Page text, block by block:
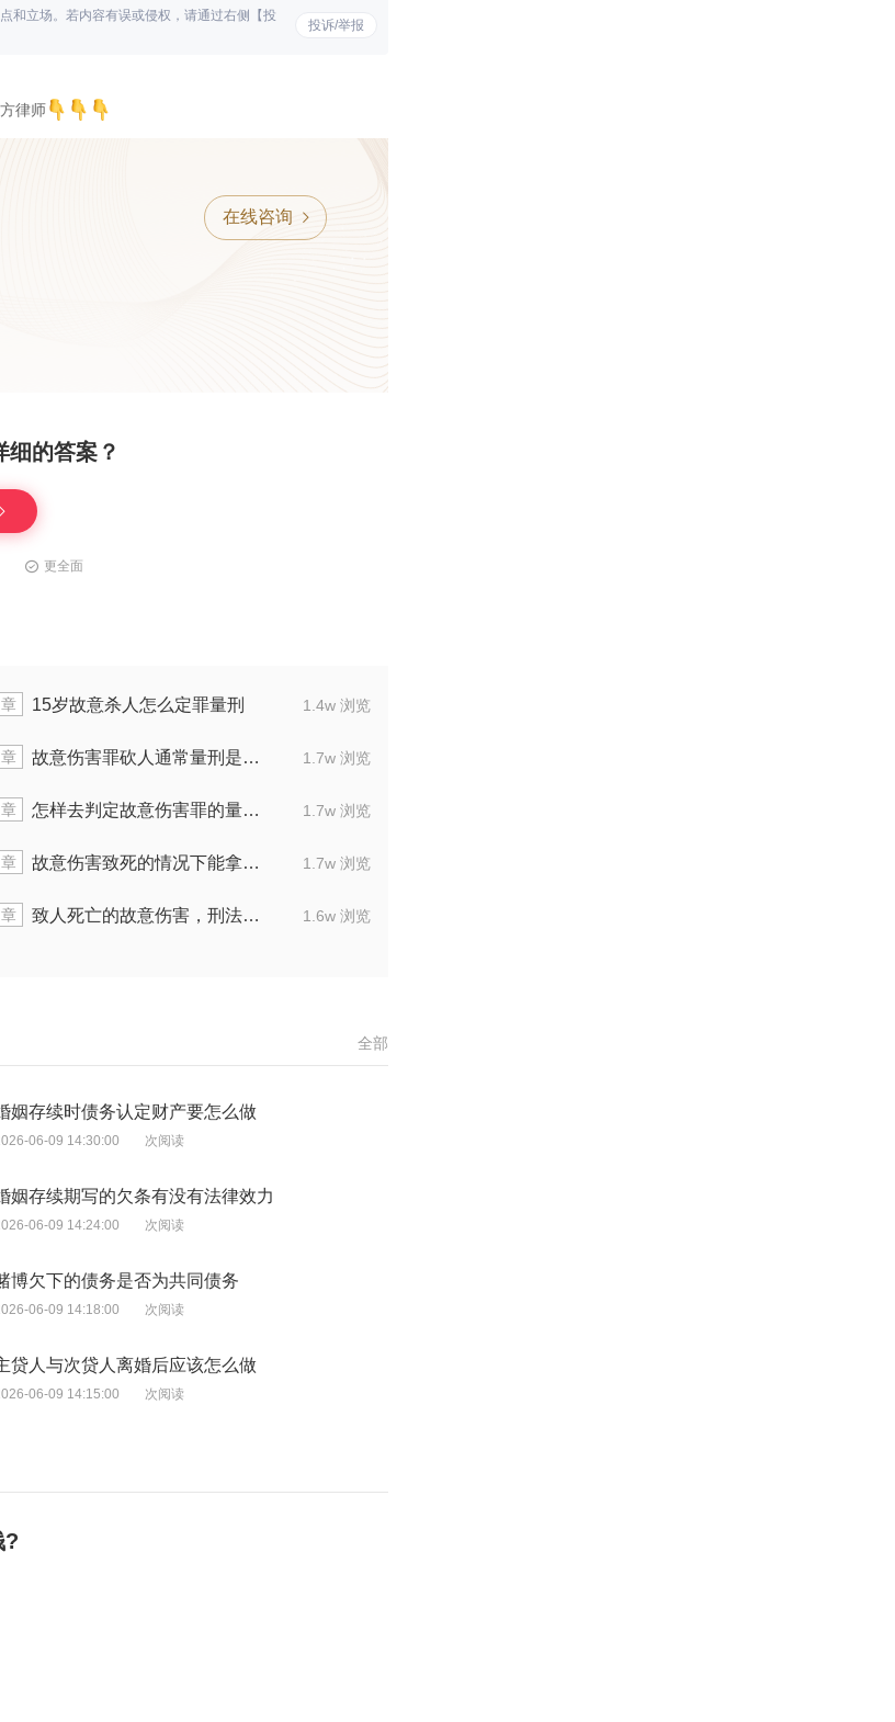
投诉/举报
和立场。若内容有误或侵权，请通过右侧【投
律师
在线咨询
细的答案？
更全面
1.7w 浏览 文章 故意放火实施后会被判处多长时间
2.0w 浏览 文章 故意伤害致人伤残会被判多久
1.7w 浏览 文章 故意伤害致人死亡最高判刑超几年吗
1.9w 浏览 文章 没动手的人在故意伤害罪里怎么判
1.9w 浏览 文章 未成年人造成重伤二级实际要判多久
全部
姻存续时债务认定财产要怎么做
06-09 14:30:00 次阅读
姻存续期写的欠条有没有法律效力
06-09 14:24:00 次阅读
博欠下的债务是否为共同债务
06-09 14:18:00 次阅读
贷人与次贷人离婚后应该怎么做
06-09 14:15:00 次阅读
?